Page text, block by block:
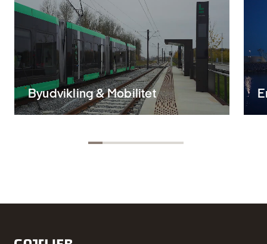
Byudvikling & Mobilitet